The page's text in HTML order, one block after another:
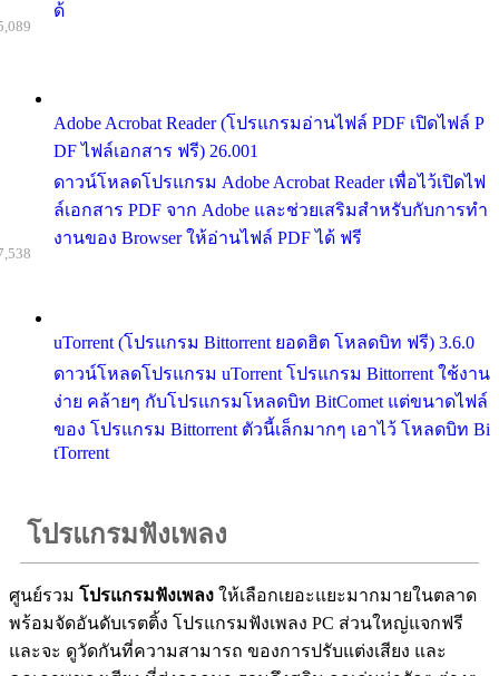
ด้
Adobe Acrobat Reader (โปรแกรมอ่านไฟล์ PDF เปิดไฟล์ P
DF ไฟล์เอกสาร ฟรี) 26.001
ดาวน์โหลดโปรแกรม Adobe Acrobat Reader เพื่อไว้เปิดไฟ
ล์เอกสาร PDF จาก Adobe และช่วยเสริมสำหรับกับการทำ
งานของ Browser ให้อ่านไฟล์ PDF ได้ ฟรี
uTorrent (โปรแกรม Bittorrent ยอดฮิต โหลดบิท ฟรี) 3.6.0
ดาวน์โหลดโปรแกรม uTorrent โปรแกรม Bittorrent ใช้งาน
ง่าย คล้ายๆ กับโปรแกรมโหลดบิท BitComet แต่ขนาดไฟล์
ของ โปรแกรม Bittorrent ตัวนี้เล็กมากๆ เอาไว้ โหลดบิท Bi
tTorrent
โปรแกรมฟังเพลง
ศูนย์รวม โปรแกรมฟังเพลง ให้เลือกเยอะแยะมากมายในตลาด
พร้อมจัดอันดับเรตติ้ง โปรแกรมฟังเพลง PC ส่วนใหญ่แจกฟรี
และจะ ดูวัดกันที่ความสามารถ ของการปรับแต่งเสียง และ